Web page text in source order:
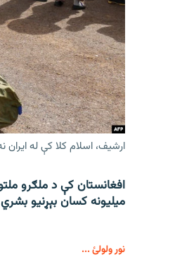
ارشیف، اسلام کلا کې له
میلیونه کسان بېړنیو
نور ولولئ ...